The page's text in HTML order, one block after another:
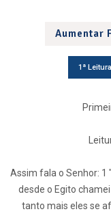
Aumentar
1ª Leitura
Assim fala o Senhor: 1
desde o Egito
tanto mais eles se